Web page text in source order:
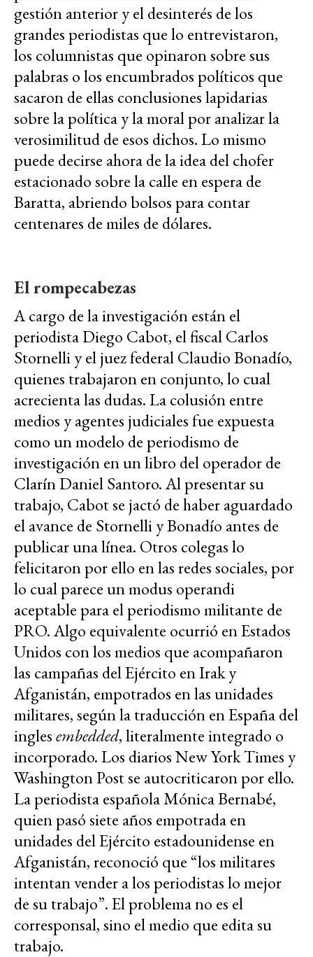
gestión anterior y el desinterés de los
grandes periodistas que lo entrevistaron,
los columnistas que opinaron sobre sus
palabras o los encumbrados políticos que
sacaron de ellas conclusiones lapidarias
sobre la política y la moral por analizar la
verosimilitud de esos dichos. Lo mismo
puede decirse ahora de la idea del chofer
estacionado sobre la calle en espera de
Baratta, abriendo bolsos para contar
centenares de miles de dólares.
El rompecabezas
A cargo de la investigación están el
periodista Diego Cabot, el fiscal Carlos
Stornelli y el juez federal Claudio Bonadío,
quienes trabajaron en conjunto, lo cual
acrecienta las dudas. La colusión entre
medios y agentes judiciales fue expuesta
como un modelo de periodismo de
investigación en un libro del operador de
Clarín Daniel Santoro. Al presentar su
trabajo, Cabot se jactó de haber aguardado
el avance de Stornelli y Bonadío antes de
publicar una línea. Otros colegas lo
felicitaron por ello en las redes sociales, por
lo cual parece un modus operandi
aceptable para el periodismo militante de
PRO. Algo equivalente ocurrió en Estados
Unidos con los medios que acompañaron
las campañas del Ejército en Irak y
Afganistán, empotrados en las unidades
militares, según la traducción en España del
inglesembedded, literalmente integrado o
incorporado. Los diarios New York Times y
Washington Post se autocriticaron por ello.
La periodista española Mónica Bernabé,
quien pasó siete años empotrada en
unidades del Ejército estadounidense en
Afganistán, reconoció que “los militares
intentan vender a los periodistas lo mejor
de su trabajo”. El problema no es el
corresponsal, sino el medio que edita su
trabajo.